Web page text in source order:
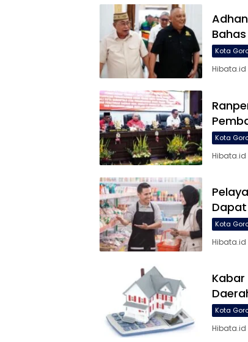
Kota
Hibata.id
Kota
Hibata.id
Kota
Hibata.id
Kota
Hibata.id